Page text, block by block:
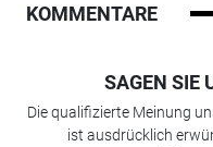
KOMMENTARE
SAGEN SIE
Die qualifizierte Meinung
ist ausdrücklich